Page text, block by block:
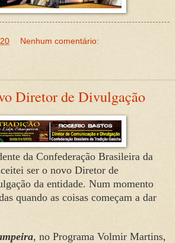
Nenhum comentário:
Diretor de Divulgação
da Confederação Brasileira da
ser o novo Diretor de
da entidade. Num momento
quando as coisas começam a dar
, no Programa Volmir Martins,